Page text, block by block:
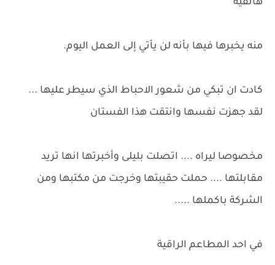
هاتفية
منه يخبرها فيها بأنه لن يأتي إلى العمل اليوم.
كادت ان تبكي من شعور الاحباط الذي سيطر عليها ...
لقد جهزت نفسها وانتقت هذا الفستان
مخصوصا ليراه .... اتصلت بليلى وأخبرتها انها تريد
مقابلتها .... حملت حقيبتها وخرجت من مكتبها ومن
الشركة باكملها .....
في احد المطاعم الراقية